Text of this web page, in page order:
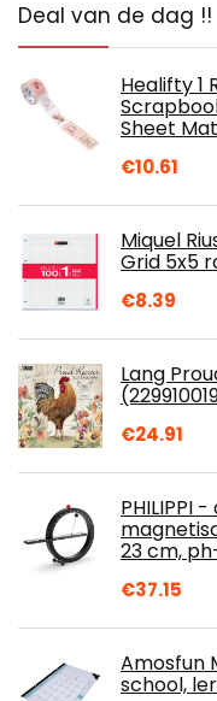
Deal van de dag !!
Healifty 1
Sheet
€10.61
Miquel
Grid 5x5
€8.39
Lang
€24.91
PHILIPPI
23 cm,
€37.15
Amosfun
school,